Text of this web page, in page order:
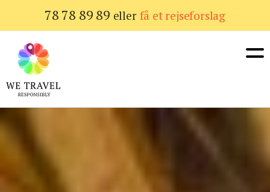
til
hovedindhold
78 78 89 89 eller få et rejseforslag